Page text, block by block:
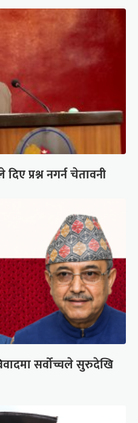
प्रश्न नगर्न चेतावनी
सर्वोच्चले सुरुदेखि